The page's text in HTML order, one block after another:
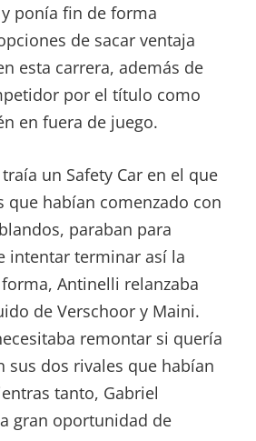
ponía fin de forma
de sacar ventaja
esta carrera, además de
por el título como
en fuera de juego.
un Safety Car en el que
habían comenzado con
paraban para
intentar terminar así la
Antinelli relanzaba
de Verschoor y Maini.
remontar si quería
sus dos rivales que habían
tanto, Gabriel
gran oportunidad de